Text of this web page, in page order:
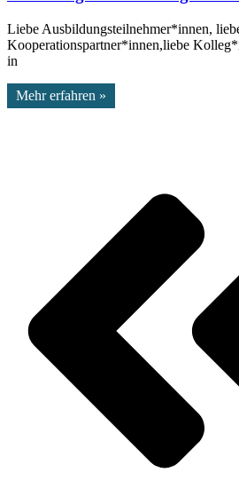
Liebe Ausbildungsteilnehmer*innen,
Kooperationspartner*innen,liebe
in
Mehr erfahren »